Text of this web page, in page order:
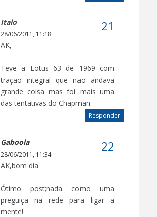
Italo
28/06/2011, 11:18
AK,
Teve a Lotus 63 de 1969 com
tração integral que não andava
grande coisa mas foi mais uma
das tentativas do Chapman.
Responder
Gaboola
28/06/2011, 11:34
AK,bom dia
Ótimo post;nada como uma
preguiça na rede para ligar a
mente!